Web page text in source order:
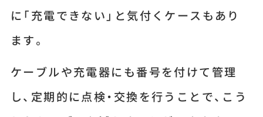
に「充電できない」と気付くケースもあり
ます。
ケーブルや充電器にも番号を付けて管理
し、定期的に点検・交換を行うことで、こう